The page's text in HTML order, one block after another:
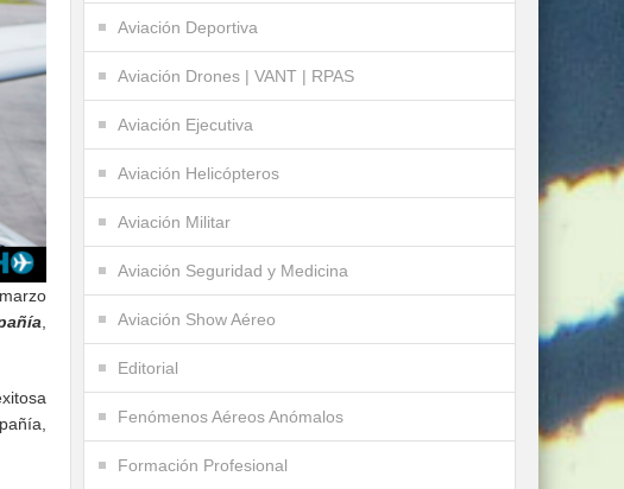
,
Aviación Deportiva
Aviación Drones | VANT | RPAS
Aviación Ejecutiva
Aviación Helicópteros
Aviación Militar
Aviación Seguridad y Medicina
Aviación Show Aéreo
Editorial
Fenómenos Aéreos Anómalos
Formación Profesional